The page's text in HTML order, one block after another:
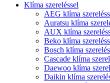
Klíma szereléssel
AEG klíma
Auratsu klíma
AUX klíma
Beko klíma
Bosch klíma
Cascade klíma
Daewoo klíma
Daikin klíma